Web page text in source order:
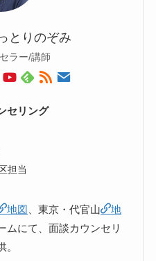
とりのぞみ
ラー/講師
セリング
担当
地図 、東京・代官山
地
ムにて、面談カウンセリ